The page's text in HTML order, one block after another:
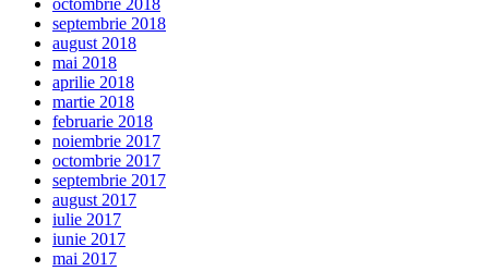
octombrie 2018
septembrie 2018
august 2018
mai 2018
aprilie 2018
martie 2018
februarie 2018
noiembrie 2017
octombrie 2017
septembrie 2017
august 2017
iulie 2017
iunie 2017
mai 2017